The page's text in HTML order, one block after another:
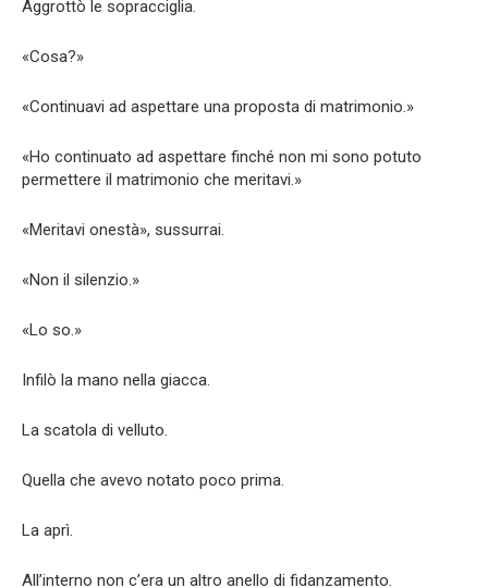
Aggrottò le sopracciglia.
«Cosa?»
«Continuavi ad aspettare una proposta di matrimonio.»
«Ho continuato ad aspettare finché non mi sono potuto
permettere il matrimonio che meritavi.»
«Meritavi onestà», sussurrai.
«Non il silenzio.»
«Lo so.»
Infilò la mano nella giacca.
La scatola di velluto.
Quella che avevo notato poco prima.
La aprì.
All’interno non c’era un altro anello di fidanzamento.